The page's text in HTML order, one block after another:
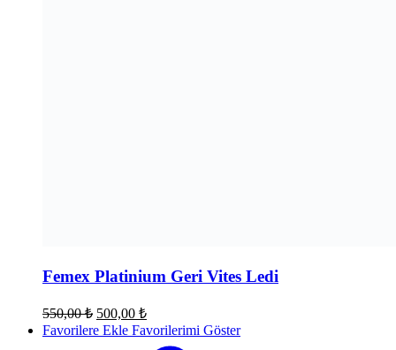
Femex Platinium Geri Vites Ledi
550,00₺ Orijinal
fiyat:
500,00 ₺Şu
andaki
fiyat:
Favorilere Ekle Favorilerimi Göster